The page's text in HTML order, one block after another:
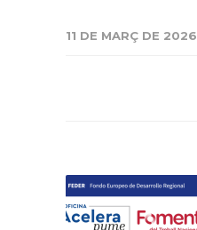
11 DE MARÇ DE 2026